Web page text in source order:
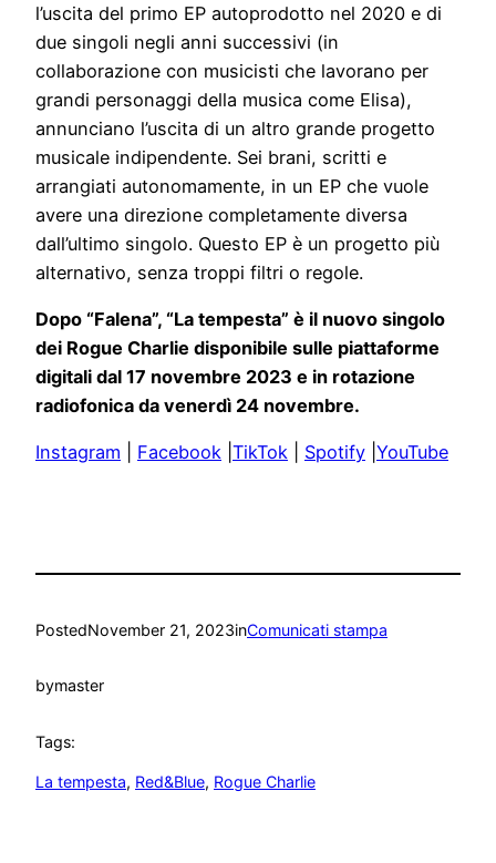
l’uscita del primo EP autoprodotto nel 2020 e di
due singoli negli anni successivi (in
collaborazione con musicisti che lavorano per
grandi personaggi della musica come Elisa),
annunciano l’uscita di un altro grande progetto
musicale indipendente. Sei brani, scritti e
arrangiati autonomamente, in un EP che vuole
avere una direzione completamente diversa
dall’ultimo singolo. Questo EP è un progetto più
alternativo, senza troppi filtri o regole.
Dopo “Falena”, “La tempesta” è il nuovo singolo
dei Rogue Charlie disponibile sulle piattaforme
digitali dal 17 novembre 2023 e in rotazione
radiofonica da venerdì 24 novembre.
Instagram Facebook TikTok Spotify YouTube
PostedNovember 21, 2023inComunicati stampa
bymaster
Tags:
La tempesta, Red&Blue, Rogue Charlie